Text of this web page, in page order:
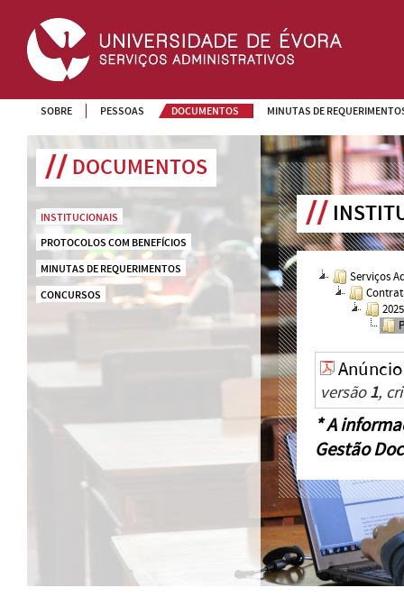
SOBRE PESSOAS DOCUMENTOS MINUTAS DE
DOCUMENTOS
INSTITUCIONAIS
PROTOCOLOS COM BENEFÍCIOS
MINUTAS DE REQUERIMENTOS
CONCURSOS
Serviços
2025
versão1,
* A
Gestão